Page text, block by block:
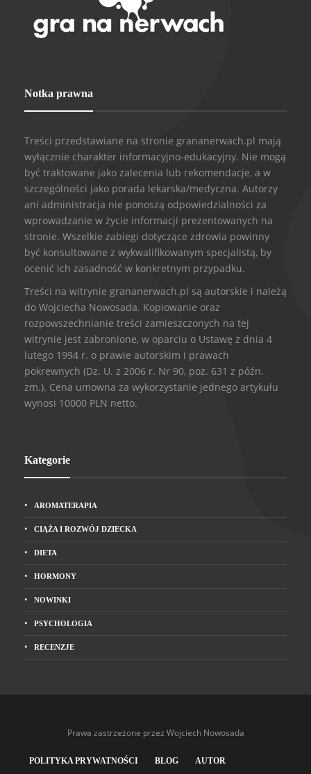
Notka prawna
Treści przedstawiane na stronie grananerwach.pl mają
wyłącznie charakter informacyjno-edukacyjny. Nie mogą
być traktowane jako zalecenia lub rekomendacje, a w
szczególności jako porada lekarska/medyczna. Autorzy
ani administracja nie ponoszą odpowiedzialności za
wprowadzanie w życie informacji prezentowanych na
stronie. Wszelkie zabiegi dotyczące zdrowia powinny
być konsultowane z wykwalifikowanym specjalistą, by
ocenić ich zasadność w konkretnym przypadku.
Treści na witrynie grananerwach.pl są autorskie i należą
do Wojciecha Nowosada. Kopiowanie oraz
rozpowszechnianie treści zamieszczonych na tej
witrynie jest zabronione, w oparciu o Ustawę z dnia 4
lutego 1994 r. o prawie autorskim i prawach
pokrewnych (Dz. U. z 2006 r. Nr 90, poz. 631 z późn.
zm.). Cena umowna za wykorzystanie jednego artykułu
wynosi 10000 PLN netto.
Kategorie
AROMATERAPIA
CIĄŻA I ROZWÓJ DZIECKA
DIETA
HORMONY
NOWINKI
PSYCHOLOGIA
RECENZJE
Prawa zastrzeżone przez Wojciech Nowosada
POLITYKA PRYWATNOŚCI BLOG AUTOR